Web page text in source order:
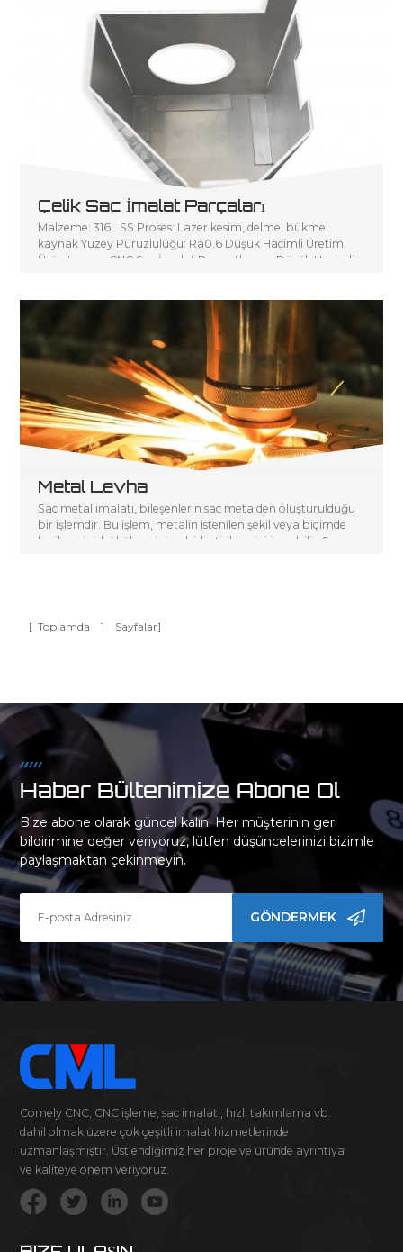
Çelik Sac İmalat Parçaları
Malzeme: 316L SS Proses: Lazer kesim, delme, bükme,
kaynak Yüzey Pürüzlülüğü: Ra0.6 Düşük Hacimli Üretim
Ürün tanımı: CNC Sac İmalat P sanatlarının Düşük Hacimli
Metal Levha
Sac metal imalatı, bileşenlerin sac metalden oluşturulduğu
bir işlemdir. Bu işlem, metalin istenilen şekil veya biçimde
kesilmesini, bükülmesini ve birleştirilmesini içerebilir. Sac
[ Toplamda
1 Sayfalar]
Haber Bültenimize Abone Ol
Bize abone olarak güncel kalın. Her müşterinin geri
bildirimine değer veriyoruz, lütfen düşüncelerinizi bizimle
paylaşmaktan çekinmeyin.
GÖNDERMEK
Comely CNC, CNC işleme, sac imalatı, hızlı takımlama vb.
dahil olmak üzere çok çeşitli imalat hizmetlerinde
uzmanlaşmıştır. Üstlendiğimiz her proje ve üründe ayrıntıya
ve kaliteye önem veriyoruz.